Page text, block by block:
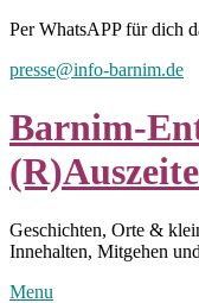
Skip
content
Per WhatsAPP für dich
presse@info-barnim.de
Barnim-
Geschichten, Orte &
Innehalten, Mitgehen
Menu